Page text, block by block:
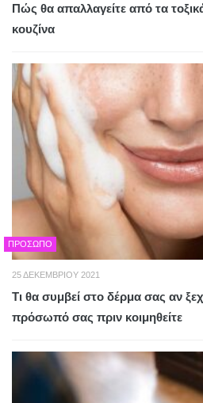
Πώς θα απαλλαγείτε από τα
κουζίνα
ΠΡΌΣΩΠΟ
25 ΔΕΚΕΜΒΡΊΟΥ 2021
Τι θα συμβεί στο δέρμα σας αν
πρόσωπό σας πριν κοιμηθείτε